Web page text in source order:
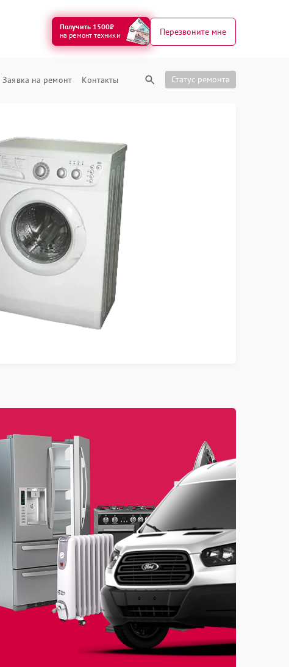
Получить 1500₽
на ремонт техники
Перезвоните мне
Заявка на ремонт Контакты Статус ремонта